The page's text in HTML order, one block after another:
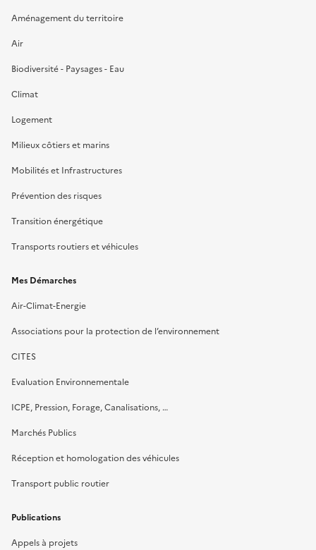
Aménagement du territoire
Air
Biodiversité - Paysages - Eau
Climat
Logement
Milieux côtiers et marins
Mobilités et Infrastructures
Prévention des risques
Transition énergétique
Transports routiers et véhicules
Mes Démarches
Air-Climat-Energie
Associations pour la protection de l’environnement
CITES
Evaluation Environnementale
ICPE, Pression, Forage, Canalisations, …
Marchés Publics
Réception et homologation des véhicules
Transport public routier
Publications
Appels à projets